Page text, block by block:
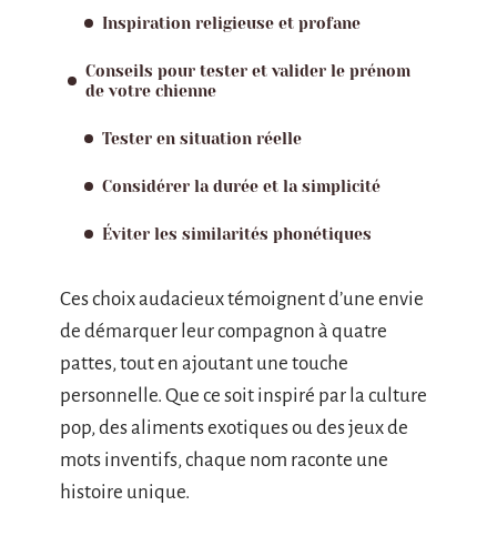
Inspiration religieuse et profane
Conseils pour tester et valider le prénom
de votre chienne
Tester en situation réelle
Considérer la durée et la simplicité
Éviter les similarités phonétiques
Ces choix audacieux témoignent d’une envie
de démarquer leur compagnon à quatre
pattes, tout en ajoutant une touche
personnelle. Que ce soit inspiré par la culture
pop, des aliments exotiques ou des jeux de
mots inventifs, chaque nom raconte une
histoire unique.